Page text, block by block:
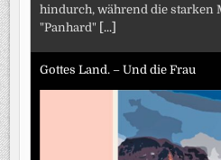
hindurch, während die starken
"Panhard" [...]
Gottes Land. – Und die Frau